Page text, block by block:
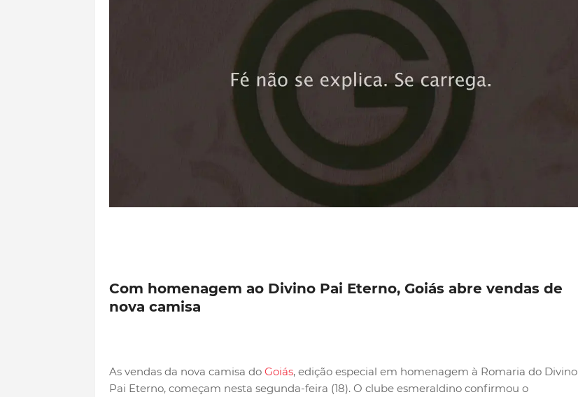
Com homenagem ao Divino Pai Eterno, Goiás abre vendas de
nova camisa
As vendas da nova camisa do Goiás, edição especial em homenagem à Romaria do Divino
Pai Eterno, começam nesta segunda-feira (18). O clube esmeraldino confirmou o